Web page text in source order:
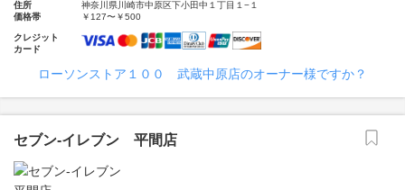
住所
神奈川県川崎市中原区下小田中１丁目１−１
価格帯
￥127〜￥500
クレジット
カード
ローソンストア１００ 武蔵中原店のオーナー様ですか？
セブン‐イレブン 平間店